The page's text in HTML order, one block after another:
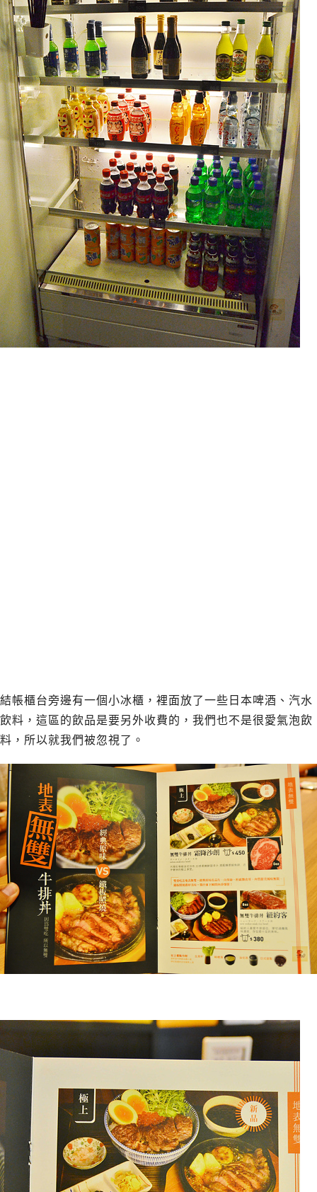
結帳櫃台旁邊有一個小冰櫃，裡面放了一些日本啤酒、汽水
飲料，這區的飲品是要另外收費的，我們也不是很愛氣泡飲
料，所以就我們被忽視了。